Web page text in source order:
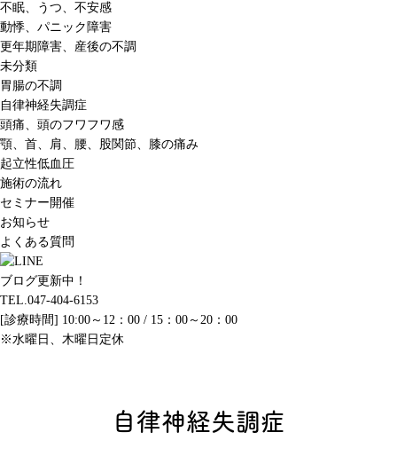
不眠、うつ、不安感
動悸、パニック障害
更年期障害、産後の不調
未分類
胃腸の不調
自律神経失調症
頭痛、頭のフワフワ感
顎、首、肩、腰、股関節、膝の痛み
起立性低血圧
施術の流れ
セミナー開催
お知らせ
よくある質問
ブログ更新中！
TEL.047-404-6153
[診療時間] 10:00～12：00 / 15：00～20：00
※水曜日、木曜日定休
自律神経失調症